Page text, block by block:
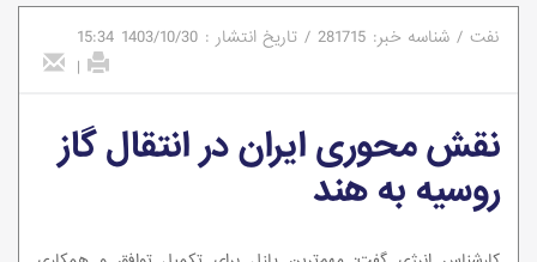
نفت / شناسه خبر: 281715
/ تاریخ انتشار : 1403/10/30
15:34
|
نقش محوری ایران در انتقال گاز
روسیه به هند